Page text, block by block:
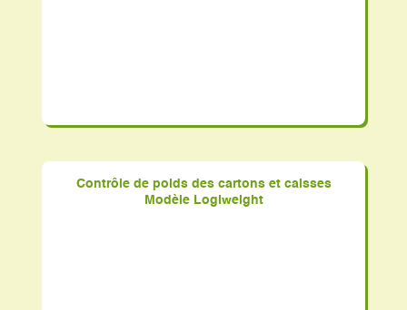
Contrôle de poids des cartons et caisses
Modèle Logiweight